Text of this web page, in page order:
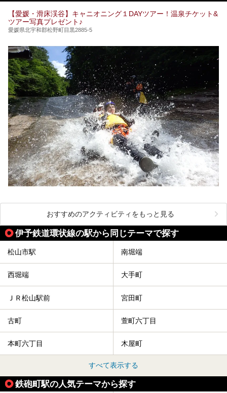
【愛媛・滑床渓谷】キャニオニング１DAYツアー！温泉チケット&
ツアー写真プレゼント♪
愛媛県北宇和郡松野町目黒2885-5
おすすめのアクティビティをもっと見る
伊予鉄道環状線の駅から同じテーマで探す
松山市駅 南堀端
西堀端 大手町
ＪＲ松山駅前 宮田町
古町 萱町六丁目
本町六丁目 木屋町
すべて表示する
鉄砲町駅の人気テーマから探す